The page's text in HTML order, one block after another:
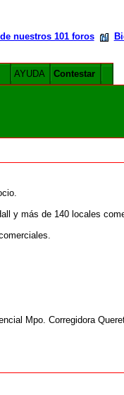
de nuestros 101 foros
AYUDA
Contestar
y más de 140 locales
Mpo. Corregidora